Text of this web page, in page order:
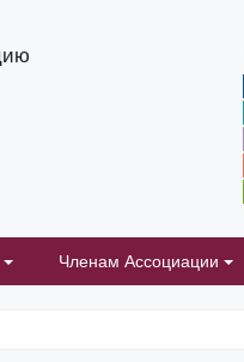
Членам Ассоциации